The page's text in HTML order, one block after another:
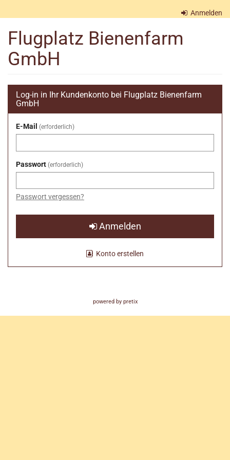
Haupt-
Inhalt
springen
Anmelden
Flugplatz Bienenfarm
GmbH
Log-in in Ihr Kundenkonto bei Flugplatz Bienenfarm
GmbH
E-Mail erforderlich
Passwort erforderlich
Passwort vergessen?
Anmelden
Konto erstellen
powered by pretix